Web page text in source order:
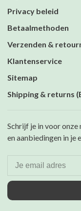
Privacy beleid
Betaalmethoden
Verzenden &
Klantenservice
Sitemap
Shipping & returns
Schrijf je in voor
en aanbiedingen in je